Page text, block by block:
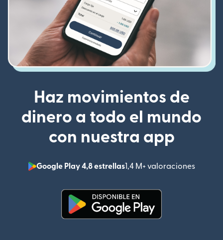
Haz movimientos de
dinero a todo el mundo
con nuestra app
Google Play 4,8 estrellas1,4 M+ valoraciones
(se